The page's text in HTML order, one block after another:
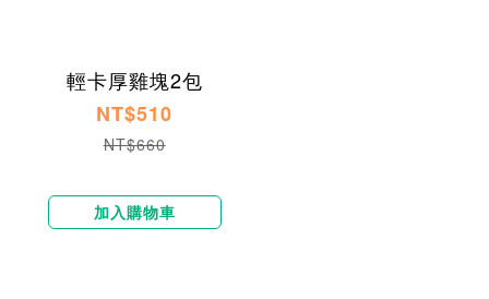
輕卡厚雞塊2包
NT$510
NT$660
加入購物車